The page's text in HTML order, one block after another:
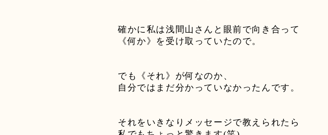
確かに私は浅間山さんと眼前で向き合って
《何か》を受け取っていたので。
でも《それ》が何なのか、
自分ではまだ分かっていなかったんです。
それをいきなりメッセージで教えられたら